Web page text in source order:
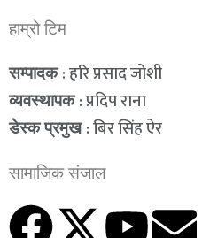
हाम्रो टिम
सम्पादक: हरि प्रसाद जोशी
व्यवस्थापक: प्रदिप राना
डेस्क प्रमुख : बिर सिंह ऐर
सामाजिक संजाल